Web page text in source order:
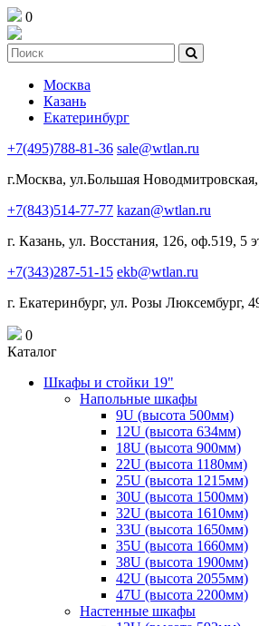
0
Москва
Казань
Екатеринбург
+7(495)788-81-36 sale@wtlan.ru
г.Москва, ул.Большая
+7(843)514-77-77 kazan@wtlan.ru
г. Казань, ул. Восстания, 126, оф.519, 5
+7(343)287-51-15 ekb@wtlan.ru
г. Екатеринбург, ул. Розы Люксембург,
0
Каталог
Шкафы и стойки 19"
Напольные шкафы
9U (высота 500мм)
12U (высота 634мм)
18U (высота 900мм)
22U (высота 1180мм)
25U (высота 1215мм)
30U (высота 1500мм)
32U (высота 1610мм)
33U (высота 1650мм)
35U (высота 1660мм)
38U (высота 1900мм)
42U (высота 2055мм)
47U (высота 2200мм)
Настенные шкафы